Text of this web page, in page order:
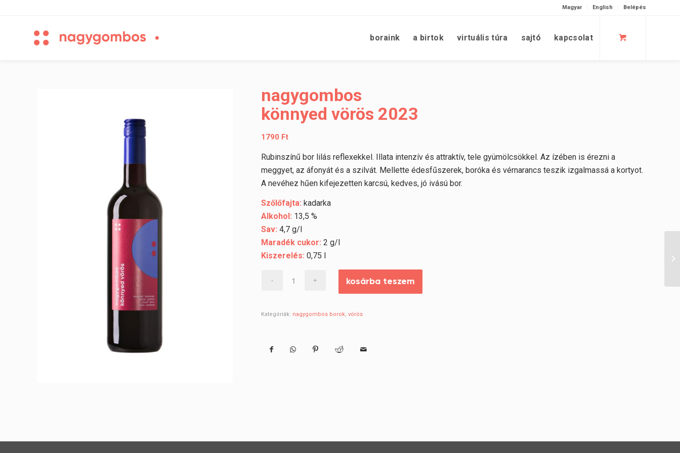
Magyar English Belépés
boraink a birtok virtuális túra sajtó kapcsolat
nagygombos
könnyed vörös 2023
1790 Ft
Rubinszínű bor lilás reflexekkel. Illata intenzív és attraktív, tele gyümölcsökkel. Az ízében is érezni a
meggyet, az áfonyát és a szilvát. Mellette édesfűszerek, boróka és vérnarancs teszik izgalmassá a kortyot.
A nevéhez hűen kifejezetten karcsú, kedves, jó ivású bor.
Szőlőfajta: kadarka
Alkohol: 13,5 %
Sav: 4,7 g/l
Maradék cukor: 2 g/l
Kiszerelés: 0,75 l
kosárba teszem
Kategóriák: nagygombos borok,vörös